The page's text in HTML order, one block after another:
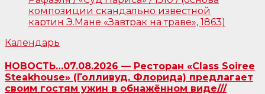
Календарь
НОВОСТЬ…07.08.2026 — Ресторан «Class Soiree
Steakhouse» (Голливуд, Флорида) предлагает
своим гостям ужин в обнажённом виде///